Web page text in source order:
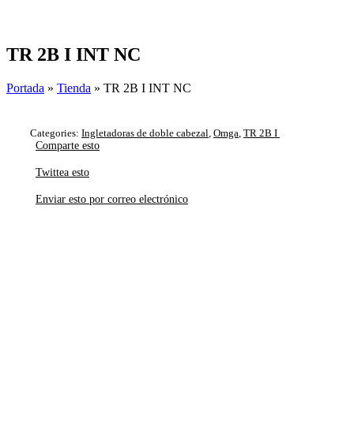
TR 2B I INT NC
Portada » Tienda » TR 2B I INT NC
Categories: Ingletadoras de doble cabezal Omga TR 2B I
Comparte esto
Twittea esto
Enviar esto por correo electrónico